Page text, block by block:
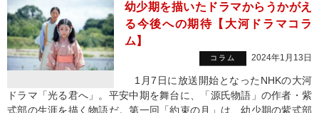
幼少期を描いたドラマからうかがえ
る今後への期待【大河ドラマコラ
ム】
コラム 2024年1月13日
1月7日に放送開始となったNHKの大河
ドラマ「光る君へ」。平安中期を舞台に、「源氏物語」の作者・紫
式部の生涯を描く物語だ。第一回「約束の月」は、幼少期の紫式部